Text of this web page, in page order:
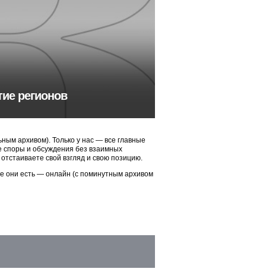
регионов
архивом). Только у нас — все главные
споры и обсуждения без взаимных
свой взгляд и свою позицию.
они есть — онлайн (с поминутным архивом